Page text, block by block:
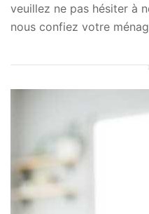
veuillez ne pas hésiter à
nous confiez votre